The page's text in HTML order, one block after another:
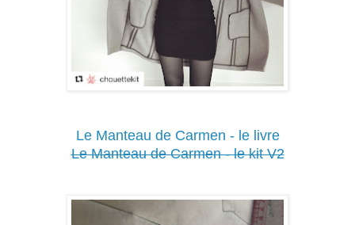
Le Manteau de Carmen - le livre
Le Manteau de Carmen - le kit V2